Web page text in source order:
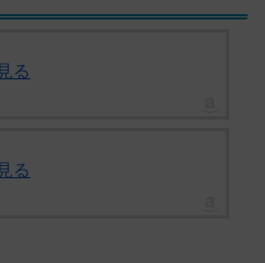
る
る